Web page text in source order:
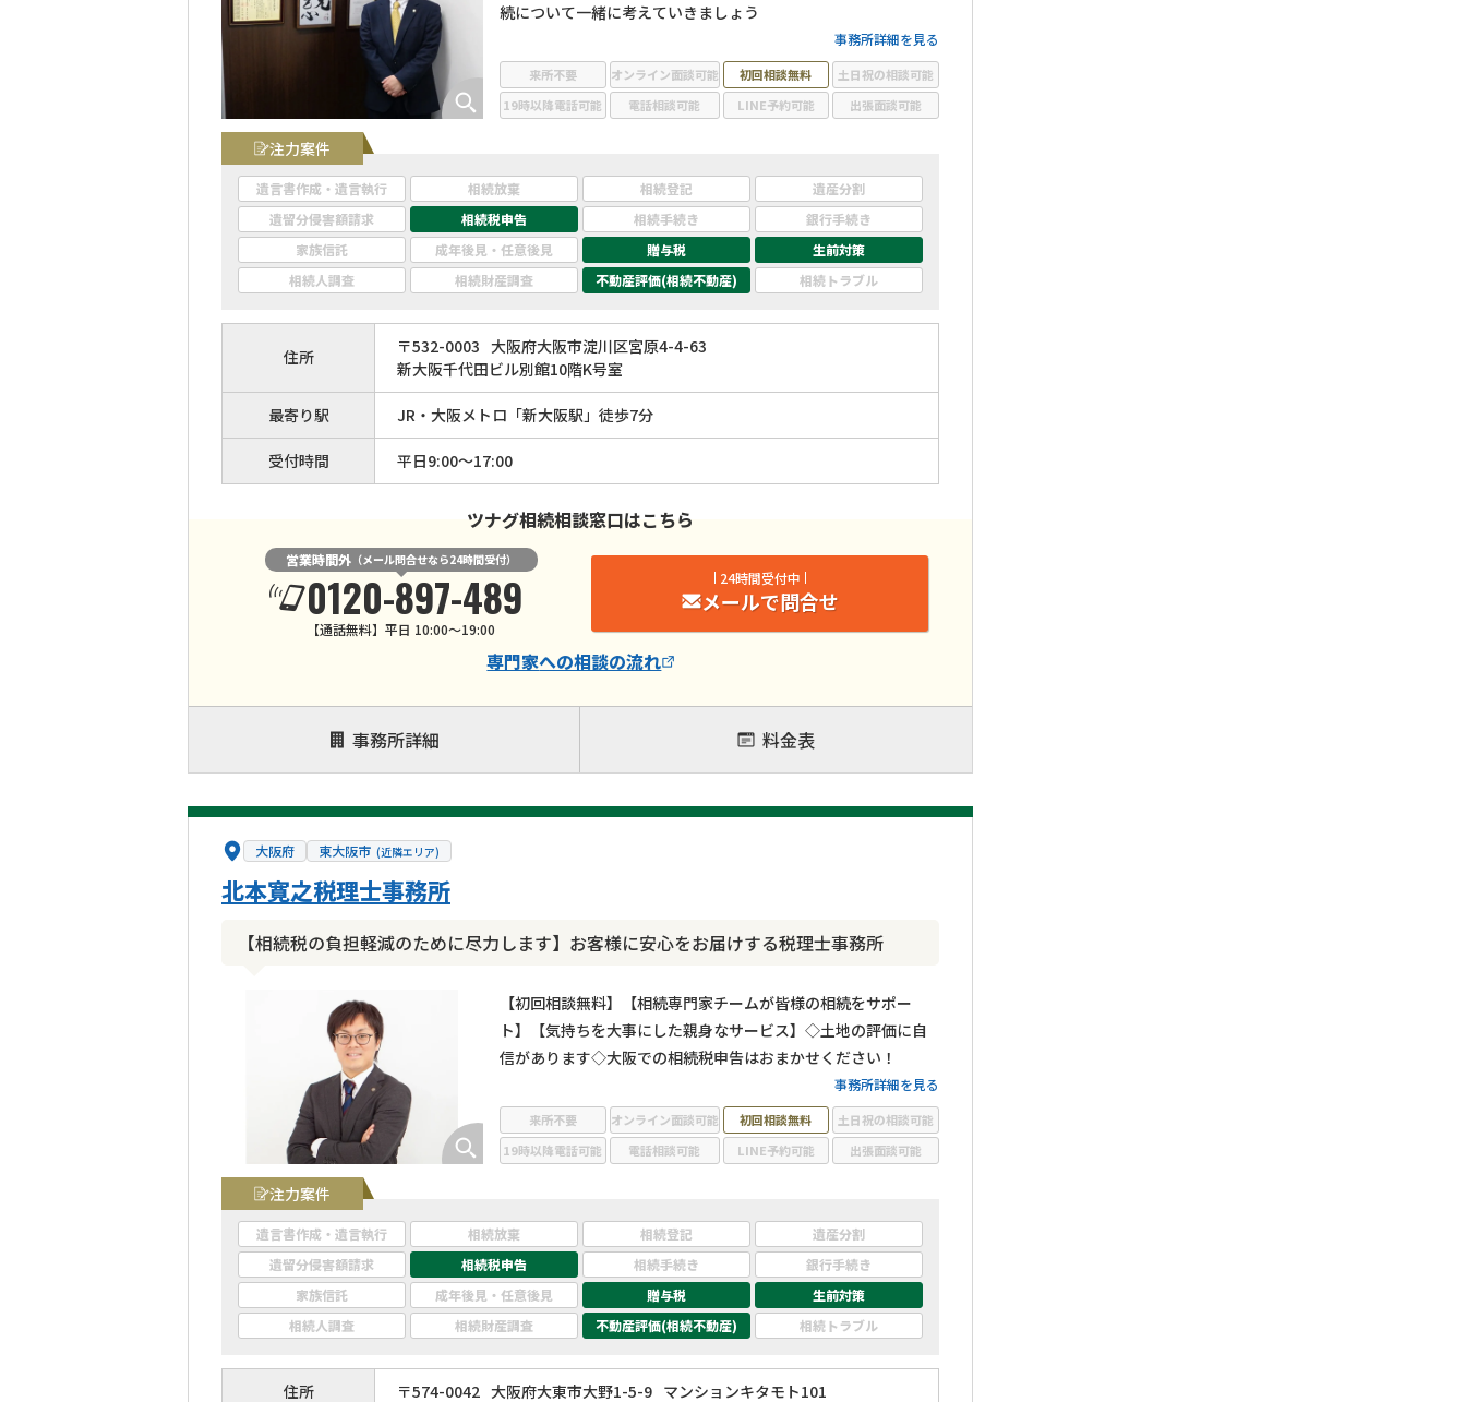
続について一緒に考えていきましょう
事務所詳細を見る
来所不要 オンライン面談可能 初回相談無料
土日祝の相談可能
19時以降電話可能
電話相談可能 LINE予約可能 出張面談可能
注力案件
遺言書作成・遺言執行 相続放棄 相続登記
遺産分割
遺留分侵害額請求
相続税申告 相続手続き
銀行手続き
家族信託
成年後見・任意後見 贈与税
生前対策
相続人調査
相続財産調査 不動産評価(相続不動産) 相続トラブル
住所 〒532-0003 大阪府大阪市淀川区宮原4-4-63
新大阪千代田ビル別館10階K号室
最寄り駅 JR・大阪メトロ「新大阪駅」徒歩7分
受付時間 平日9:00〜17:00
ツナグ相続相談窓口はこちら
営業時間外（メール問合せなら24時間受付）
0120-897-489
【通話無料】平日 10:00～19:00
24時間受付中
メールで問合せ
専門家への相談の流れ
事務所詳細 料金表
大阪府 東大阪市 (近隣エリア)
【相続税の負担軽減のために尽力します】お客様に安心をお届けする税理士事務所
北本寛之税理士事務所
【初回相談無料】【相続専門家チームが皆様の相続をサポー
ト】【気持ちを大事にした親身なサービス】◇土地の評価に自
信があります◇大阪での相続税申告はおまかせください！
事務所詳細を見る
来所不要 オンライン面談可能 初回相談無料
土日祝の相談可能
19時以降電話可能
電話相談可能 LINE予約可能 出張面談可能
注力案件
遺言書作成・遺言執行 相続放棄 相続登記
遺産分割
遺留分侵害額請求
相続税申告 相続手続き
銀行手続き
家族信託
成年後見・任意後見 贈与税
生前対策
相続人調査
相続財産調査 不動産評価(相続不動産) 相続トラブル
住所 〒574-0042 大阪府大東市大野1-5-9 マンションキタモト101